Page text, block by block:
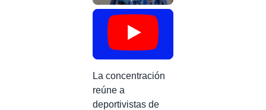
La concentración
reúne a
deportivistas de